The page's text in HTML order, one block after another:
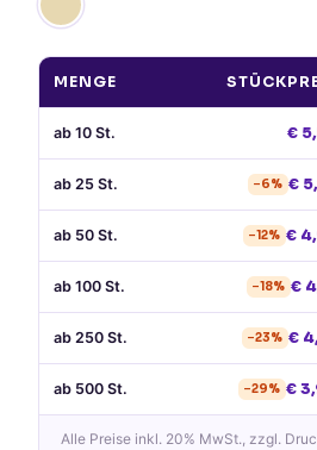
MENGE
ab 10 St. €
ab 25 St. −6% €
ab 50 St. −12% €
ab 100 St. −18% €
ab 250 St. −23% €
ab 500 St. −29% €
Alle Preise inkl. 20% MwSt., zzgl.